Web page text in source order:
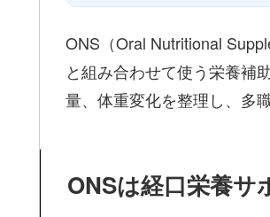
ONS（Oral Nutritional
と組み合わせて使う栄養補
量、体重変化を整理し、多
ONSは経口栄養サ